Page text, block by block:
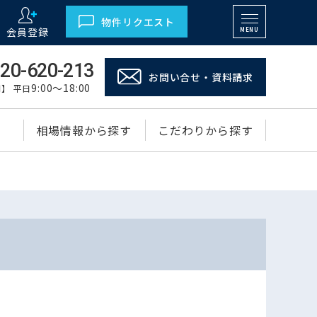
会員登録
物件リクエスト
MENU
620-213
平日9:00～18:00
お問い合せ・資料請求
相場情報から探す こだわりから探す